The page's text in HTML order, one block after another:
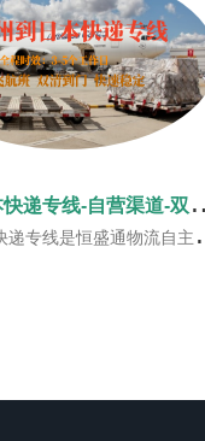
州到日本快
，一手价格。恒盛通日本快递专线服务在收到货后打印标签过机器自动测量，安排内地或香港的空港进行直飞运输